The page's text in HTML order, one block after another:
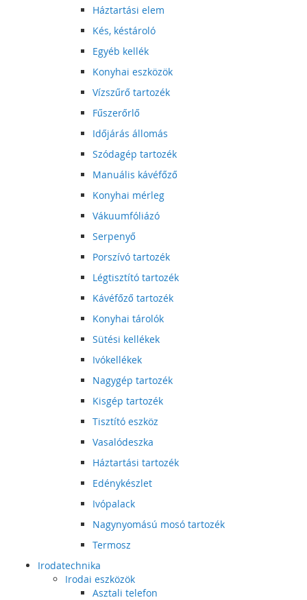
Háztartási elem
Kés, késtároló
Egyéb kellék
Konyhai eszközök
Vízszűrő tartozék
Fűszerőrlő
Időjárás állomás
Szódagép tartozék
Manuális kávéfőző
Konyhai mérleg
Vákuumfóliázó
Serpenyő
Porszívó tartozék
Légtisztító tartozék
Kávéfőző tartozék
Konyhai tárolók
Sütési kellékek
Ivókellékek
Nagygép tartozék
Kisgép tartozék
Tisztító eszköz
Vasalódeszka
Háztartási tartozék
Edénykészlet
Ivópalack
Nagynyomású mosó tartozék
Termosz
Irodatechnika
Irodai eszközök
Asztali telefon